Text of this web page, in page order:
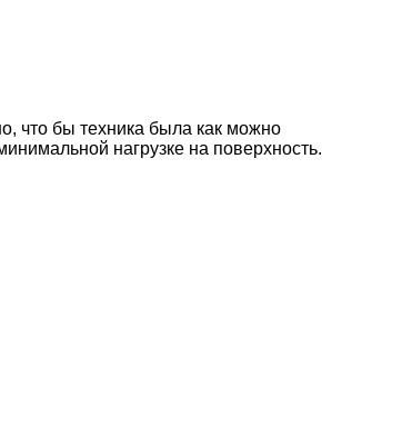
что бы техника была как можно
нагрузке на поверхность.